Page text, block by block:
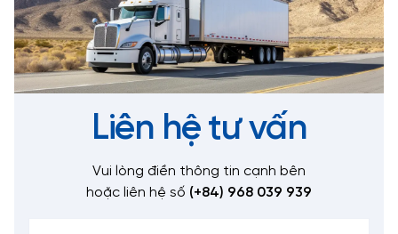
Liên hệ tư vấn
Vui lòng điền thông tin cạnh bên
hoặc liên hệ số (+84) 968 039 939